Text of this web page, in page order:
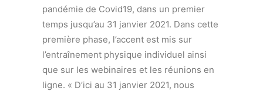
pandémie de Covid19, dans un premier
temps jusqu’au 31 janvier 2021. Dans cette
première phase, l’accent est mis sur
l’entraînement physique individuel ainsi
que sur les webinaires et les réunions en
ligne. « D’ici au 31 janvier 2021, nous